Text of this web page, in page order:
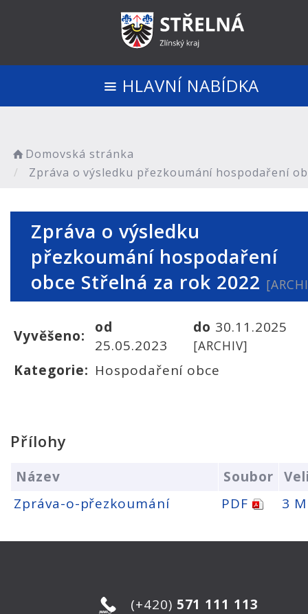
HLAVNÍ NABÍDKA
Domovská stránka
Zpráva o výsledku přezkoumání hospodaření
Zpráva o výsledku
přezkoumání hospodaření
obce Střelná za rok 2022
Vyvěšeno:
od
25.05.2023
do 30.11.2025
[ARCHIV]
Kategorie: Hospodaření obce
Přílohy
Název Soubor
Zpráva-o-přezkoumání
PDF 3
(+420) 571 111 113